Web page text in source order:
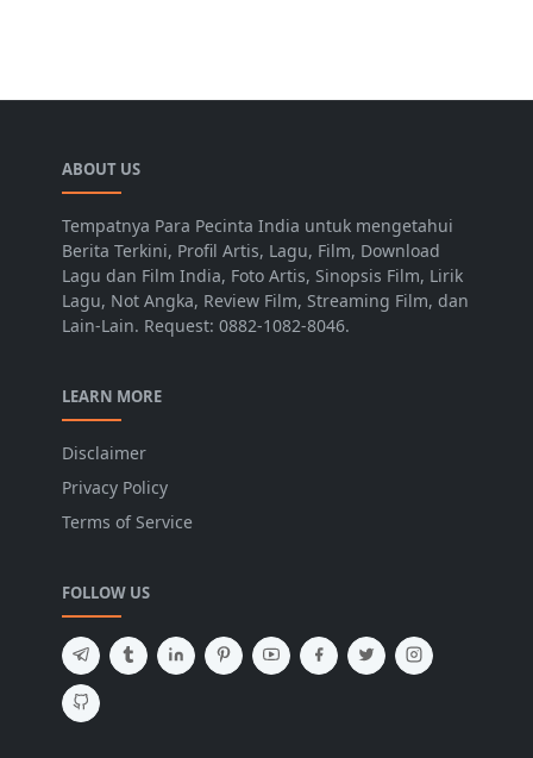
ABOUT US
Tempatnya Para Pecinta India untuk mengetahui
Berita Terkini, Profil Artis, Lagu, Film, Download
Lagu dan Film India, Foto Artis, Sinopsis Film, Lirik
Lagu, Not Angka, Review Film, Streaming Film, dan
Lain-Lain. Request: 0882-1082-8046.
LEARN MORE
Disclaimer
Privacy Policy
Terms of Service
FOLLOW US